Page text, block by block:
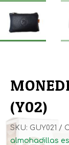
(Y02)
SKU: GUY021
almohadillas